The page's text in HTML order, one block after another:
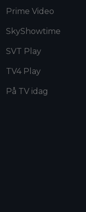
Prime Video
SkyShowtime
SVT Play
TV4 Play
På TV idag